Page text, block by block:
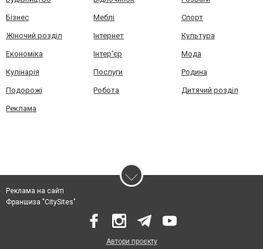
Бізнес Меблі Спорт
Жіночий розділ Інтернет Культура
Економіка Інтер'єр Мода
Кулінарія Послуги Родина
Подорожі Робота Дитячий розділ
Реклама
Реклама на сайті
Франшиза "CitySites"
Автори проєкту